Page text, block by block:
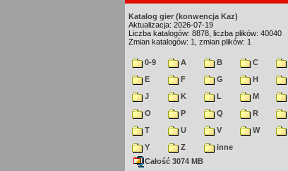
Katalog gier (konwencja Kaz)
Aktualizacja: 2026-07-19
Liczba katalogów: 8878, liczba plików: 40040
Zmian katalogów: 1, zmian plików: 1
0-9 A B C
E
F G H
J
K L M
O
P Q R
T
U V W
Y
Z
inne
Całość 3074 MB